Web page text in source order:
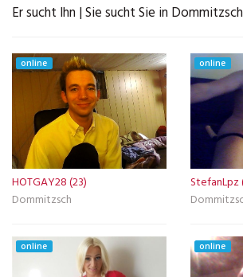
Er sucht Ihn | Sie sucht Sie in Dommitzsch
online
HOTGAY28 (23)
Dommitzsch
online
StefanLpz
online online